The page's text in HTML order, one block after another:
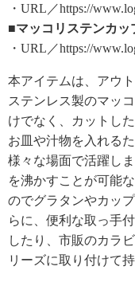
・URL／https://
■マッコリステンカッ
・URL／https://
本アイテムは、アウ
ステンレス製のマッ
けでなく、カットし
お皿や汁物を入れる
様々な場面で活躍し
を沸かすことが可能
のでグラタンやカッ
らに、便利な取っ手
したり、市販のカラ
リーズに取り付けて